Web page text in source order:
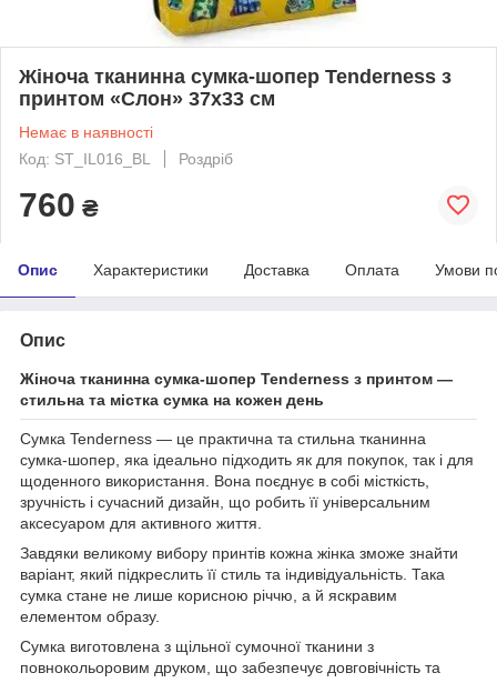
Жіноча тканинна сумка-шопер Tenderness з
принтом «Слон» 37х33 см
Немає в наявності
Код: ST_IL016_BL
Роздріб
760 ₴
Опис Характеристики Доставка Оплата Умови
Опис
Жіноча тканинна сумка-шопер Tenderness з принтом —
стильна та містка сумка на кожен день
Сумка Tenderness — це практична та стильна тканинна
сумка-шопер, яка ідеально підходить як для покупок, так і для
щоденного використання. Вона поєднує в собі місткість,
зручність і сучасний дизайн, що робить її універсальним
аксесуаром для активного життя.
Завдяки великому вибору принтів кожна жінка зможе знайти
варіант, який підкреслить її стиль та індивідуальність. Така
сумка стане не лише корисною річчю, а й яскравим
елементом образу.
Сумка виготовлена з щільної сумочної тканини з
повнокольоровим друком, що забезпечує довговічність та